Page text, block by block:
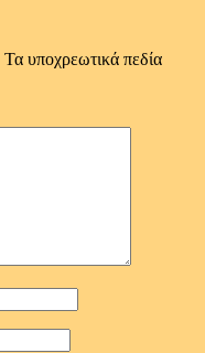
Τα υποχρεωτικά πεδία